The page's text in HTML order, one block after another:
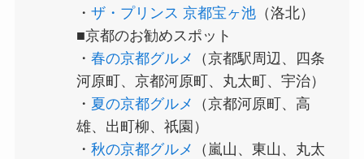
・ザ・プリンス 京都宝ヶ池 （洛北）
■京都のお勧めスポット
・春の京都グルメ
（京都駅周辺、四条
河原町、京都河原町、丸太町、宇治）
・ 夏の京都グルメ
（京都河原町、高
雄、出町柳、祇園）
・秋の京都グルメ
（嵐山、東山、丸太